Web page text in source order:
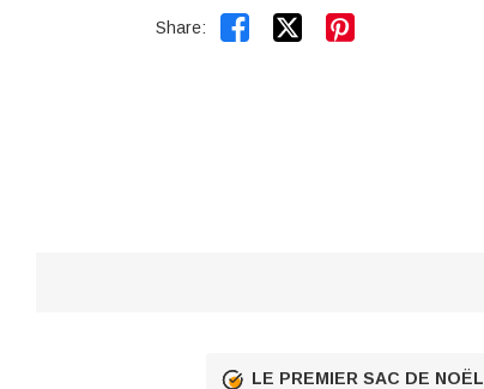
Share:  
LE PREMIER SAC DE NOËL